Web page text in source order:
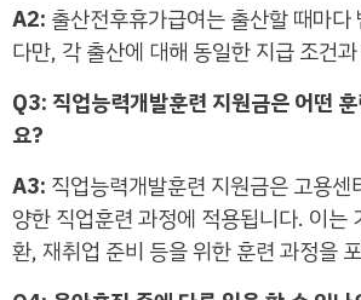
A2: 출산전후휴가급여는 출산할 때마다
다만, 각 출산에 대해 동일한 지급 조건
Q3: 직업능력개발훈련 지원금은 어떤
요?
A3: 직업능력개발훈련 지원금은 고용센
양한 직업훈련 과정에 적용됩니다. 이는
환, 재취업 준비 등을 위한 훈련 과정을